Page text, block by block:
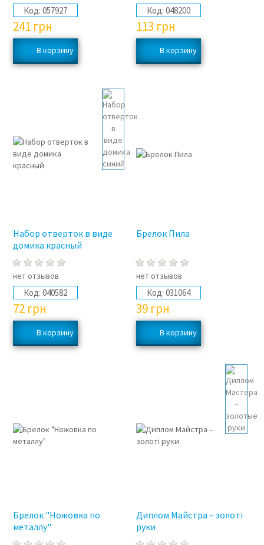
Код: 057927
241 грн
Код: 048200
113 грн
Набор отверток в виде
домика красный
нет отзывов
Код: 040582
72 грн
Брелок Пила
нет отзывов
Код: 031064
39 грн
Брелок "Ножовка по
металлу"
Диплом Майстра – золоті
руки